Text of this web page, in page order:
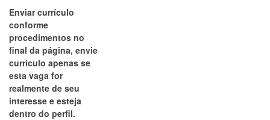
Enviar currículo
conforme
procedimentos no
final da página, envie
currículo apenas se
esta vaga for
realmente de seu
interesse e esteja
dentro do perfil.